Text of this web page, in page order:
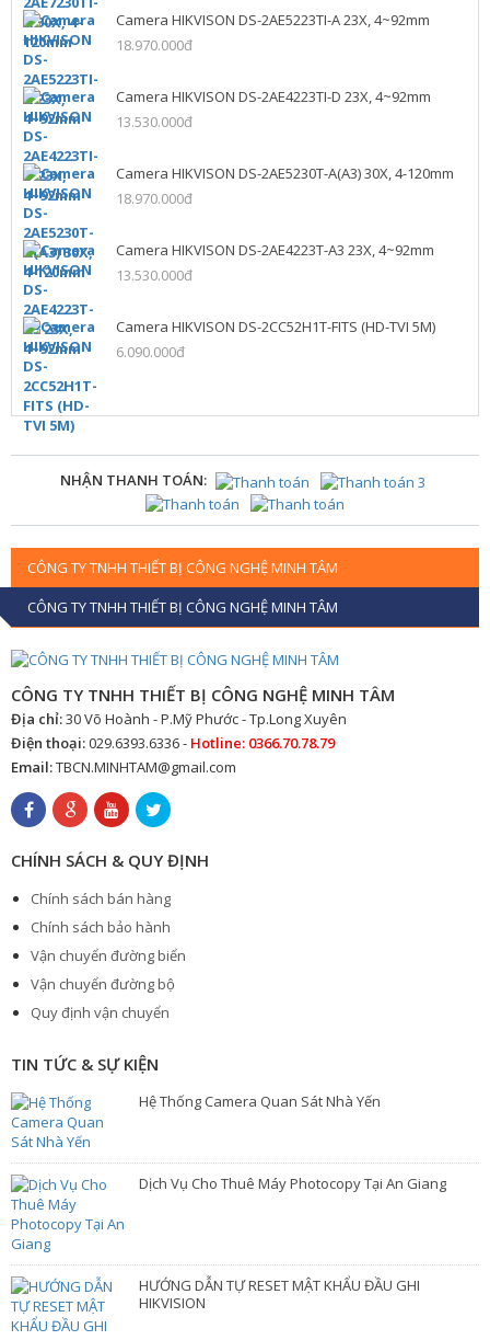
Camera HIKVISON DS-2AE5223TI-A 23X, 4~92mm
18.970.000đ
Camera HIKVISON DS-2AE4223TI-D 23X, 4~92mm
13.530.000đ
Camera HIKVISON DS-2AE5230T-A(A3) 30X, 4-120mm
18.970.000đ
Camera HIKVISON DS-2AE4223T-A3 23X, 4~92mm
13.530.000đ
Camera HIKVISON DS-2CC52H1T-FITS (HD-TVI 5M)
6.090.000đ
NHẬN THANH TOÁN:
CÔNG TY TNHH THIẾT BỊ CÔNG NGHỆ MINH TÂM
CÔNG TY TNHH THIẾT BỊ CÔNG NGHỆ MINH TÂM
CÔNG TY TNHH THIẾT BỊ CÔNG NGHỆ MINH TÂM
Địa chỉ:30 Võ Hoành - P.Mỹ Phước - Tp.Long Xuyên
Điện thoại:029.6393.6336 - Hotline: 0366.70.78.79
Email:TBCN.MINHTAM@gmail.com
CHÍNH SÁCH & QUY ĐỊNH
Chính sách bán hàng
Chính sách bảo hành
Vận chuyển đường biển
Vận chuyển đường bộ
Quy định vận chuyển
TIN TỨC & SỰ KIỆN
Hệ Thống Camera Quan Sát Nhà Yến
Dịch Vụ Cho Thuê Máy Photocopy Tại An Giang
HƯỚNG DẪN TỰ RESET MẬT KHẨU ĐẦU GHI
HIKVISION